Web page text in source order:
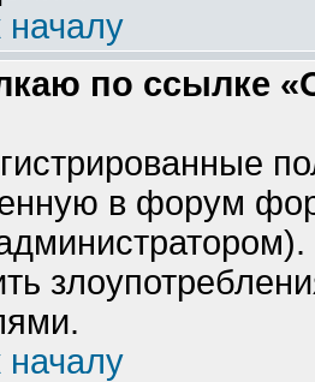
началу
по ссылке
в форум
началу